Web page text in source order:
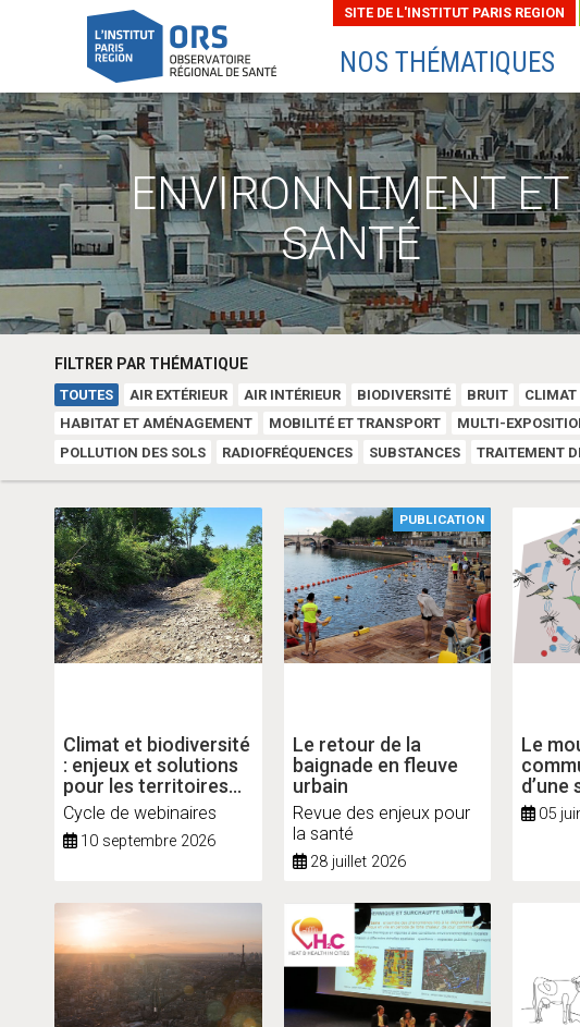
SITE DE L'INSTITUT PARIS REGION
NOS THÉMATIQUES
ENVIRONNEMENT ET
SANTÉ
FILTRER PAR THÉMATIQUE
TOUTES AIR EXTÉRIEUR AIR INTÉRIEUR BIODIVERSITÉ BRUIT CLIMAT
HABITAT ET AMÉNAGEMENT
MOBILITÉ ET TRANSPORT MULTI-
POLLUTION DES SOLS
RADIOFRÉQUENCES SUBSTANCES TRAITEMENT
Climat et biodiversité
: enjeux et solutions
pour les territoires
franciliens
Cycle de webinaires
10 septembre 2026
Le retour de la
baignade en fleuve
urbain
PUBLICATION
Revue des enjeux pour
la santé
28 juillet 2026
Le
d’une
une
05